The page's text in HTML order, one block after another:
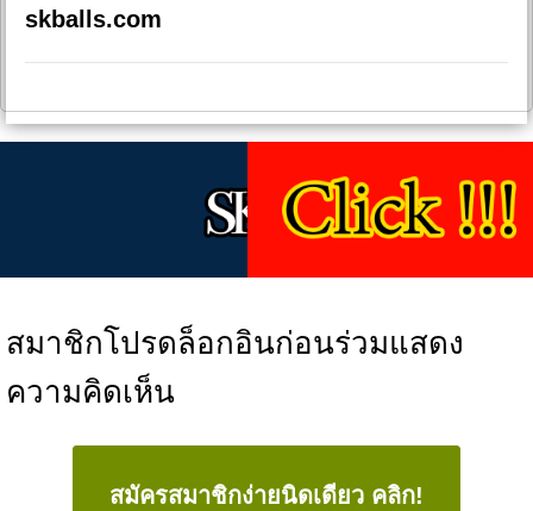
skballs.com
สมาชิกโปรดล็อกอินก่อนร่วมแสดง
ความคิดเห็น
สมัครสมาชิกง่ายนิดเดียว คลิก!